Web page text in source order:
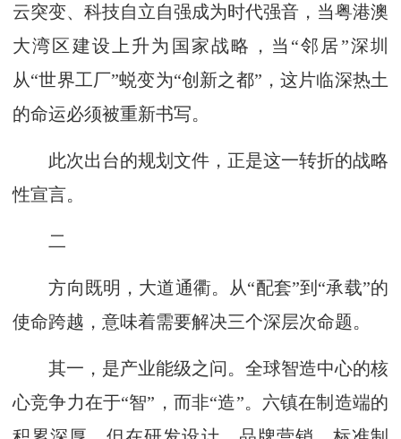
云突变、科技自立自强成为时代强音，当粤港澳
大湾区建设上升为国家战略，当“邻居”深圳
从“世界工厂”蜕变为“创新之都”，这片临深热土
的命运必须被重新书写。
此次出台的规划文件，正是这一转折的战略
性宣言。
二
方向既明，大道通衢。从“配套”到“承载”的
使命跨越，意味着需要解决三个深层次命题。
其一，是产业能级之问。全球智造中心的核
心竞争力在于“智”，而非“造”。六镇在制造端的